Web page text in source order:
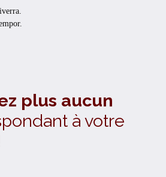
plus aucun
à votre